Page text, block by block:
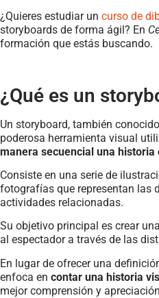
¿Quieres estudiar un curso de
storyboards de forma ágil? En
formación que estás buscando.
¿Qué es un
Un storyboard, también
poderosa herramienta visual
manera secuencial una historia
Consiste en una serie de
fotografías que representan las
actividades relacionadas.
Su objetivo principal es crear
al espectador a través de las
En lugar de ofrecer una
enfoca en contar una historia
mejor comprensión y